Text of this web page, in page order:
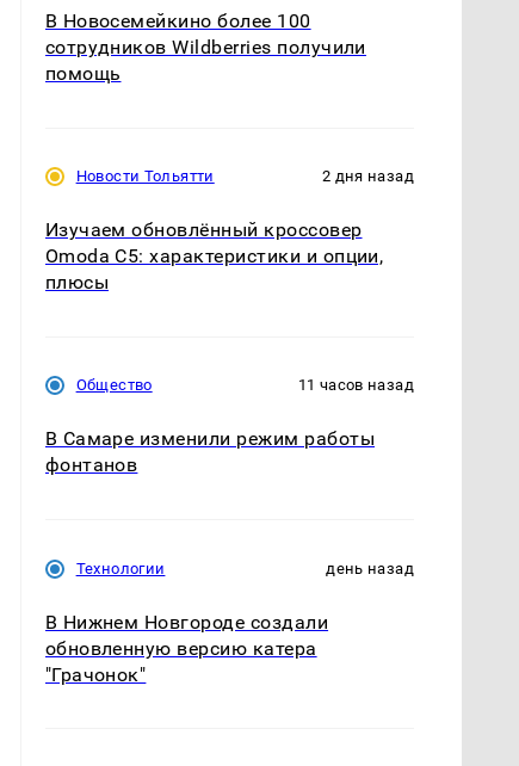
Как выглядит место
Не ешьте эту
готовую еду из
В Новосемейкино более 100
сотрудников Wildberries получили
помощь
Новости Тольятти 2 дня назад
Изучаем обновлённый кроссовер
Omoda C5: характеристики и опции,
плюсы
Общество 11 часов назад
В Самаре изменили режим работы
фонтанов
Технологии день назад
В Нижнем Новгороде создали
обновленную версию катера
"Грачонок"